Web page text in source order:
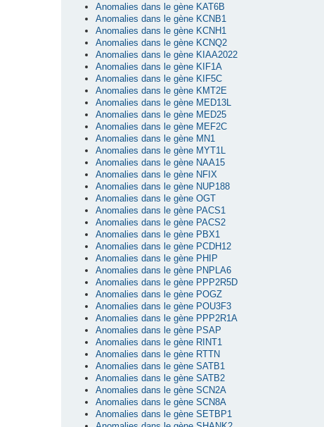
Anomalies dans le gène KAT6B
Anomalies dans le gène KCNB1
Anomalies dans le gène KCNH1
Anomalies dans le gène KCNQ2
Anomalies dans le gène KIAA2022
Anomalies dans le gène KIF1A
Anomalies dans le gène KIF5C
Anomalies dans le gène KMT2E
Anomalies dans le gène MED13L
Anomalies dans le gène MED25
Anomalies dans le gène MEF2C
Anomalies dans le gène MN1
Anomalies dans le gène MYT1L
Anomalies dans le gène NAA15
Anomalies dans le gène NFIX
Anomalies dans le gène NUP188
Anomalies dans le gène OGT
Anomalies dans le gène PACS1
Anomalies dans le gène PACS2
Anomalies dans le gène PBX1
Anomalies dans le gène PCDH12
Anomalies dans le gène PHIP
Anomalies dans le gène PNPLA6
Anomalies dans le gène PPP2R5D
Anomalies dans le gène POGZ
Anomalies dans le gène POU3F3
Anomalies dans le gène PPP2R1A
Anomalies dans le gène PSAP
Anomalies dans le gène RINT1
Anomalies dans le gène RTTN
Anomalies dans le gène SATB1
Anomalies dans le gène SATB2
Anomalies dans le gène SCN2A
Anomalies dans le gène SCN8A
Anomalies dans le gène SETBP1